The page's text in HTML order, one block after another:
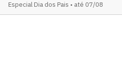
Especial Dia dos Pais • até 07/08